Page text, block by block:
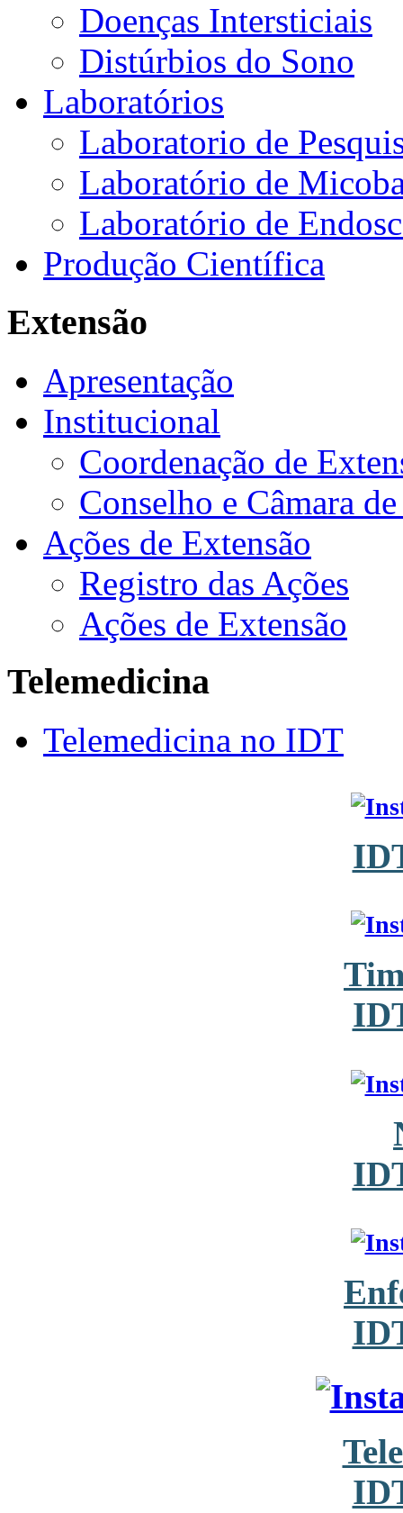
Doenças Intersticiais
Distúrbios do Sono
Laboratórios
Laboratorio de
Laboratório de
Laboratório de
Produção Científica
Extensão
Apresentação
Institucional
Coordenação de
Conselho e Câmara
Ações de Extensão
Registro das Ações
Ações de Extensão
Telemedicina
Telemedicina no IDT